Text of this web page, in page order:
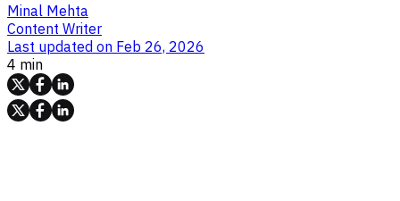
Minal Mehta
Content Writer
Last updated on Feb 26, 2026
4 min